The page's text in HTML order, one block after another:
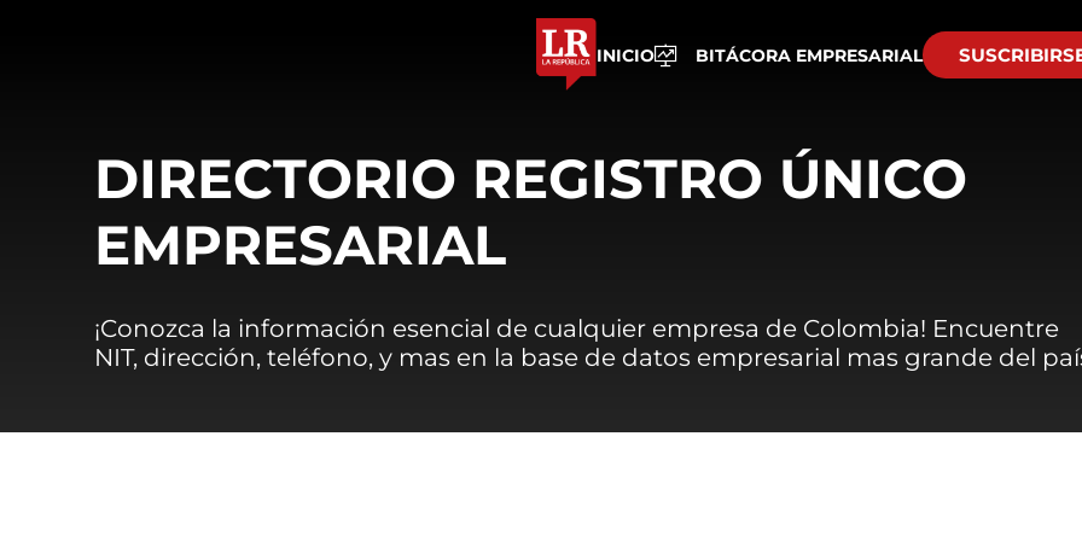
INICIO BITÁCORA EMPRESARIAL
DIRECTORIO REGISTRO ÚNICO
EMPRESARIAL
¡Conozca la información esencial de cualquier empresa de Colombia! Encuentre
NIT, dirección, teléfono, y mas en la base de datos empresarial mas grande del